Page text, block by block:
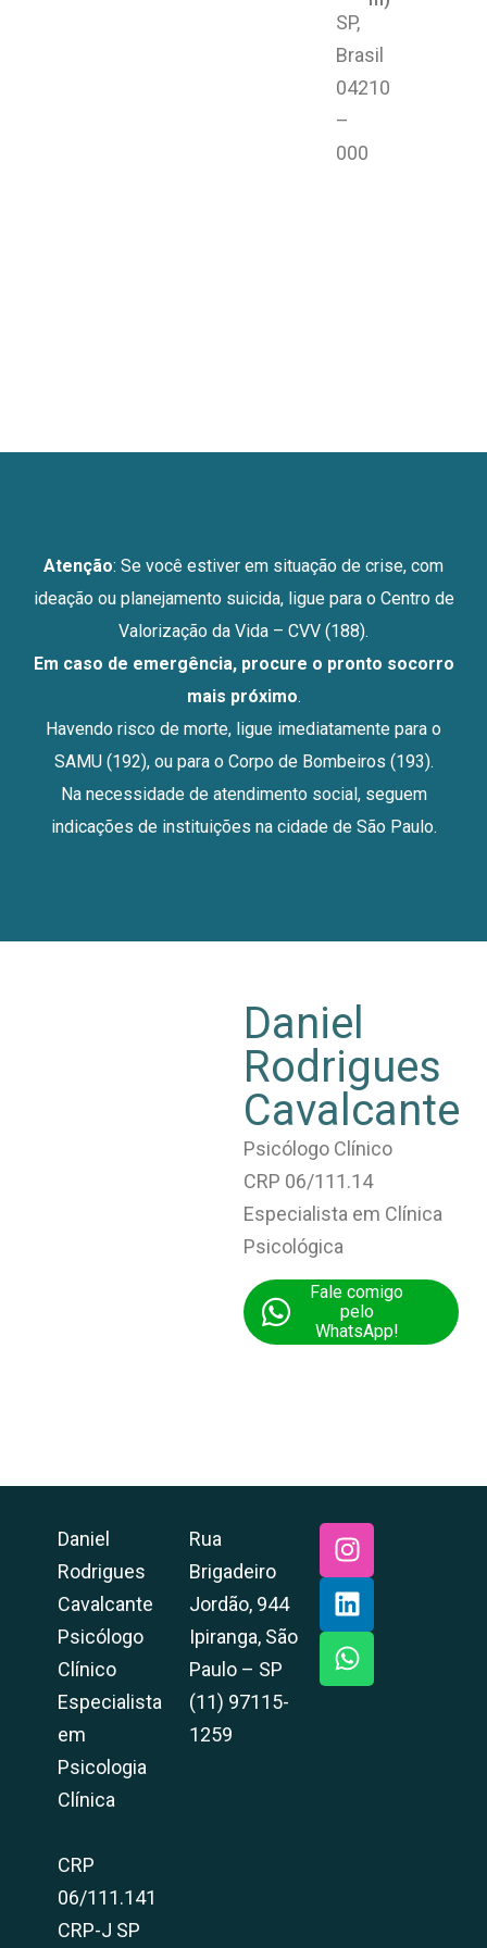
SP,
Brasil
04210
–
000
Atenção: Se você estiver em situação de crise, com
ideação ou planejamento suicida, ligue para o Centro de
Valorização da Vida – CVV (188).
Em caso de emergência, procure o pronto socorro
mais próximo.
Havendo risco de morte, ligue imediatamente para o
SAMU (192), ou para o Corpo de Bombeiros (193).
Na necessidade de atendimento social, seguem
indicações de instituições na cidade de São Paulo.
Daniel
Rodrigues
Cavalcante
Psicólogo Clínico
CRP 06/111.14
Especialista em Clínica
Psicológica
Fale comigo
pelo
WhatsApp!
Daniel
Rodrigues
Cavalcante
Psicólogo
Clínico
Especialista
em
Psicologia
Clínica
CRP
06/111.141
CRP-J SP
Rua
Brigadeiro
Jordão, 944
Ipiranga, São
Paulo – SP
(11) 97115-
1259